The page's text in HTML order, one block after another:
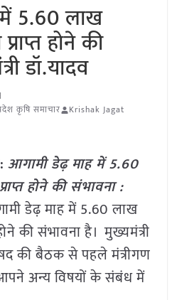
5.60 लाख
होने की
डॉ.यादव
कृषि समाचार Krishak Jagat
: आगामी डेढ़ माह में 5.60
होने की संभावना :
डेढ़ माह में 5.60 लाख
की संभावना है। मुख्यमंत्री
की बैठक से पहले मंत्रीगण
अन्य विषयों के संबंध में